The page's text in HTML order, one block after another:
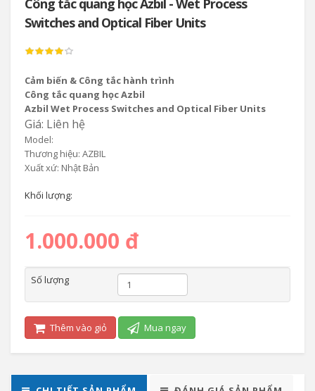
Công tắc quang học Azbil - Wet Process
Switches and Optical Fiber Units
Cảm biến & Công tắc hành trình
Công tắc quang học Azbil
Azbil Wet Process Switches and Optical Fiber Units
Giá: Liên hệ
Model:
Thương hiệu: AZBIL
Xuất xứ: Nhật Bản
Khối lượng:
1.000.000 đ
Số lượng
Thêm vào giỏ Mua ngay